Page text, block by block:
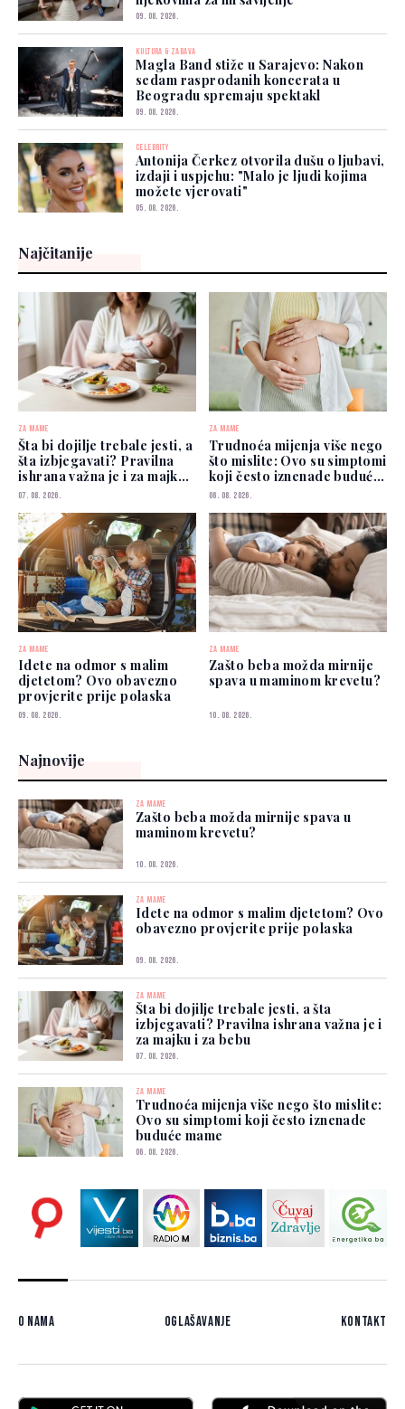
09. 08. 2026.
KULTURA & ZABAVA
Magla Band stiže u Sarajevo: Nakon
sedam rasprodanih koncerata u
Beogradu spremaju spektakl
09. 08. 2026.
CELEBRITY
Antonija Čerkez otvorila dušu o ljubavi,
izdaji i uspjehu: "Malo je ljudi kojima
možete vjerovati"
05. 08. 2026.
Najčitanije
ZA MAME
Šta bi dojilje trebale jesti, a
šta izbjegavati? Pravilna
ishrana važna je i za majku i
za bebu
07. 08. 2026.
ZA MAME
Trudnoća mijenja više nego
što mislite: Ovo su simptomi
koji često iznenade buduće
mame
06. 08. 2026.
ZA MAME
Idete na odmor s malim
djetetom? Ovo obavezno
provjerite prije polaska
09. 08. 2026.
ZA MAME
Zašto beba možda mirnije
spava u maminom krevetu?
10. 08. 2026.
Najnovije
ZA MAME
Zašto beba možda mirnije spava u
maminom krevetu?
10. 08. 2026.
ZA MAME
Idete na odmor s malim djetetom? Ovo
obavezno provjerite prije polaska
09. 08. 2026.
ZA MAME
Šta bi dojilje trebale jesti, a šta
izbjegavati? Pravilna ishrana važna je i
za majku i za bebu
07. 08. 2026.
ZA MAME
Trudnoća mijenja više nego što mislite:
Ovo su simptomi koji često iznenade
buduće mame
06. 08. 2026.
O nama Oglašavanje Kontakt